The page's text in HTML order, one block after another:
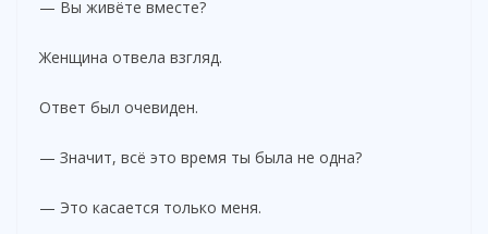
— Вы живёте вместе?
Женщина отвела взгляд.
Ответ был очевиден.
— Значит, всё это время ты была не одна?
— Это касается только меня.